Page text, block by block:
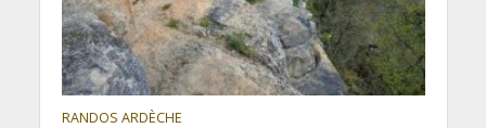
RANDOS ARDÈCHE